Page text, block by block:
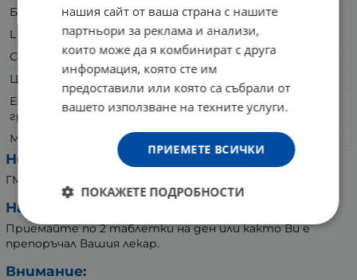
Бромелаин
125 mg
L - метионин
40 mg
Селен
100 mcg
Цинк
Екстракт от
гроздово семе
5 mg
Манган
Не съдържа:
ГМО, глутен.
Начин на употреба:
Приемайте по 2 таблетки на ден или както Ви е
препоръчал Вашия лекар.
Внимание:
нашия сайт от ваша страна с нашите
партньори за реклама и анализи,
които може да я комбинират с друга
информация, която сте им
предоставили или която са събрали от
вашето използване на техните услуги.
ПРИЕМЕТЕ ВСИЧКИ
ПОКАЖЕТЕ ПОДРОБНОСТИ